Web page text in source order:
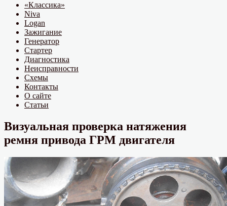
«Классика»
Niva
Logan
Зажигание
Генератор
Стартер
Диагностика
Неисправности
Схемы
Контакты
О сайте
Статьи
Визуальная проверка натяжения
ремня привода ГРМ двигателя